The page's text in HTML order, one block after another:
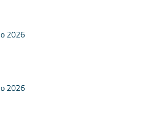
2026
2026